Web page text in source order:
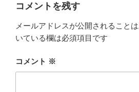
コメントを残す
メールアドレスが公開されることは
いている欄は必須項目です
コメント ※